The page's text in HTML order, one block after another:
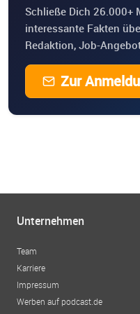
Schließe Dich 26.000+
interessante Fakten
Redaktion, Job-
Zur
Unternehmen
Team
Karriere
Impressum
Werben auf podcast.de